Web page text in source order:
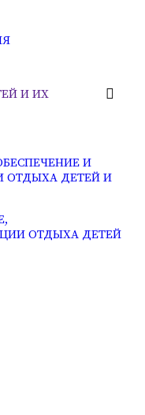
И ИХ
И
ОТДЫХА ДЕТЕЙ И
ОТДЫХА ДЕТЕЙ